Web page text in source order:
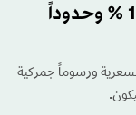
البيت الأبيض يقر رسوماً جمركية بـ15 % وحدوداً
ورسوماً جمركية